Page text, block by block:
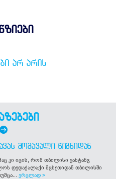
ᲐᲠ ᲐᲠᲘᲡ
ᲛᲝᲛᲐᲕᲐᲚᲘ ᲬᲘᲒᲜᲘᲓᲐᲜ
კი იცის, რომ თბილისი ვახტანგ
დედაქალაქი მცხეთიდან თბილისში
ვრცლად >